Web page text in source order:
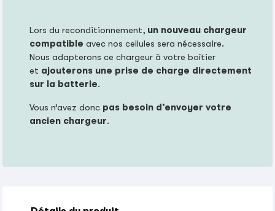
Lors du reconditionnement, un nouveau chargeur
compatible avec nos cellules sera nécessaire.
Nous adapterons ce chargeur à votre boîtier
et ajouterons une prise de charge directement
sur la batterie.
Vous n’avez donc pas besoin d’envoyer votre
ancien chargeur.